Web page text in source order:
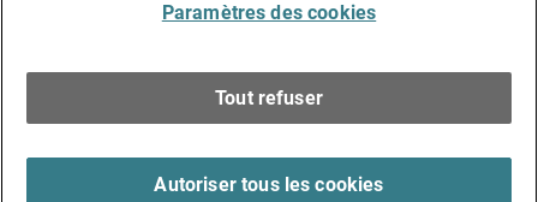
Paramètres des cookies
Tout refuser
Autoriser tous les cookies